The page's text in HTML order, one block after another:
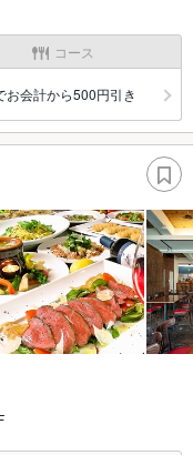
コース
お会計から500円引き